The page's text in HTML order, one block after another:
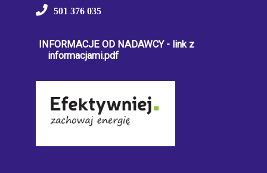
501 376 035
INFORMACJE OD NADAWCY - link z
informacjami.pdf